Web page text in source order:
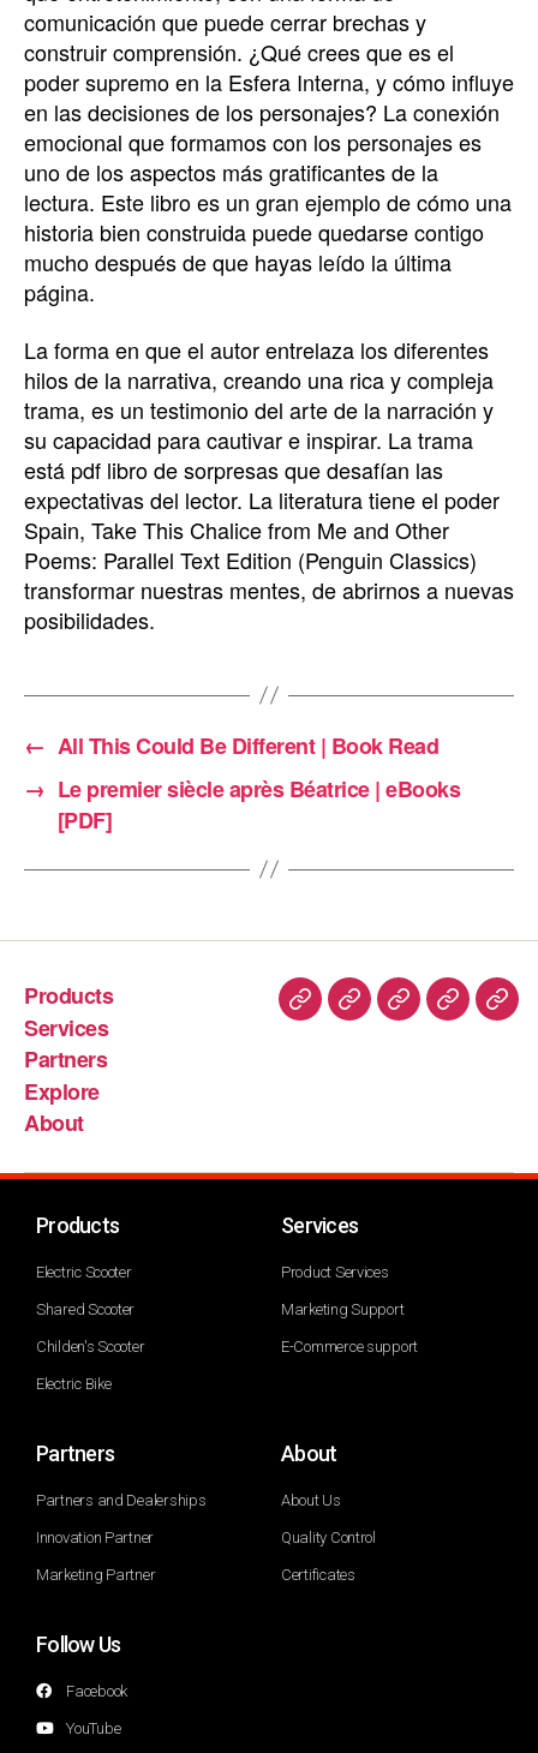
comunicación que puede cerrar brechas y
construir comprensión. ¿Qué crees que es el
poder supremo en la Esfera Interna, y cómo influye
en las decisiones de los personajes? La conexión
emocional que formamos con los personajes es
uno de los aspectos más gratificantes de la
lectura. Este libro es un gran ejemplo de cómo una
historia bien construida puede quedarse contigo
mucho después de que hayas leído la última
página.
La forma en que el autor entrelaza los diferentes
hilos de la narrativa, creando una rica y compleja
trama, es un testimonio del arte de la narración y
su capacidad para cautivar e inspirar. La trama
está pdf libro de sorpresas que desafían las
expectativas del lector. La literatura tiene el poder
Spain, Take This Chalice from Me and Other
Poems: Parallel Text Edition (Penguin Classics)
transformar nuestras mentes, de abrirnos a nuevas
posibilidades.
← All This Could Be Different | Book Read
→ Le premier siècle après Béatrice | eBooks
[PDF]
Products
Services
Partners
Explore
About
Products
Electric Scooter
Shared Scooter
Childen's Scooter
Electric Bike
Services
Product Services
Marketing Support
E-Commerce support
Partners
Partners and Dealerships
Innovation Partner
Marketing Partner
About
About Us
Quality Control
Certificates
Follow Us
Facebook
YouTube